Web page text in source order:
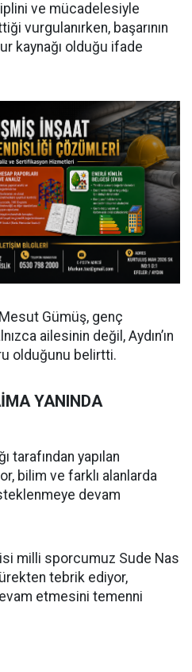
ve mücadelesiyle
vurgulanırken, başarının
kaynağı olduğu ifade
Gümüş, genç
ailesinin değil, Aydın’ın
olduğunu belirtti.
YANINDA
tarafından yapılan
bilim ve farklı alanlarda
devam
milli sporcumuz Sude Nas
tebrik ediyor,
etmesini temenni